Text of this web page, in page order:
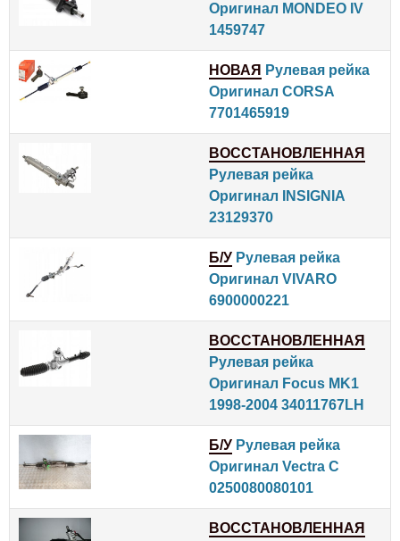
Оригинал MONDEO IV
1459747
НОВАЯ Рулевая рейка
Оригинал CORSA
7701465919
ВОССТАНОВЛЕННАЯ
Рулевая рейка
Оригинал INSIGNIA
23129370
Б/У Рулевая рейка
Оригинал VIVARO
6900000221
ВОССТАНОВЛЕННАЯ
Рулевая рейка
Оригинал Focus MK1
1998-2004 34011767LH
Б/У Рулевая рейка
Оригинал Vectra C
0250080080101
ВОССТАНОВЛЕННАЯ